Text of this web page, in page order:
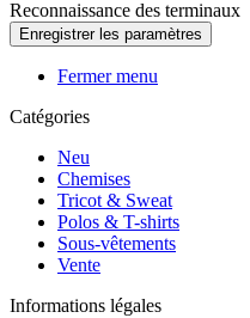
Reconnaissance des terminaux
Fermer menu
Catégories
Neu
Chemises
Tricot & Sweat
Polos & T-shirts
Sous-vêtements
Vente
Informations légales